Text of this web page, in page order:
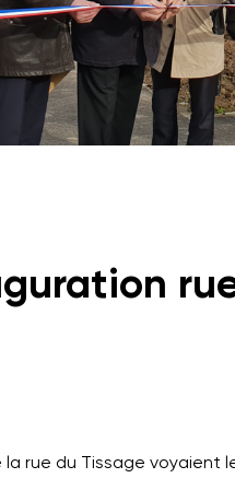
la rue du Tissage